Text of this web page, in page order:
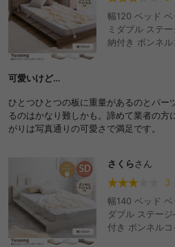
幅120 ベッド
ミダブル ステ
納付き ボンネルコイルマットレス ヘッドボー
可愛いけど…
ひとつひとつの板に重量があるのとパー
るのはかなり難しかも。諦めて業者の方
がりは写真通りの可愛さで満足です。
さくらさん
3
幅140 ベッド
ダブル ステー
付き ボンネルコイルマットレス ヘッドボード